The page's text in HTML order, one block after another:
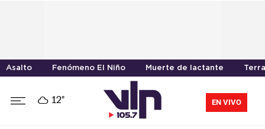
Asalto Fenómeno El Niño Muerte de lactante
12° EN VIVO